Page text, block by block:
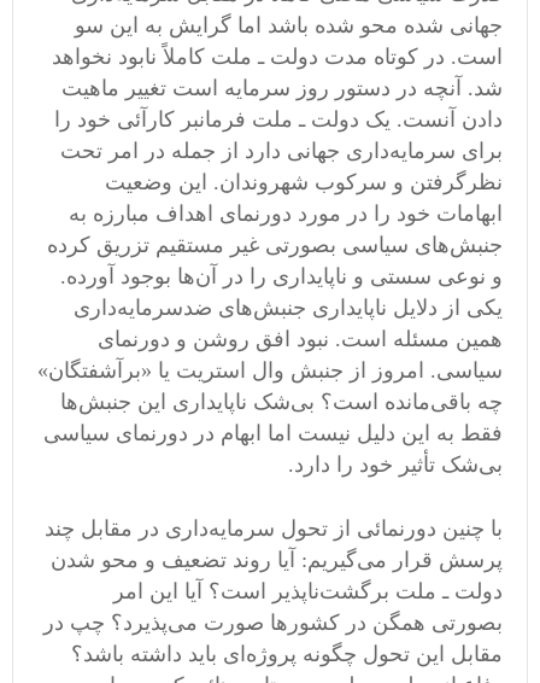
جهانی شده محو شده باشد اما گرایش به این سو
است. در کوتاه مدت دولت ـ ملت کاملاً نابود نخواهد
شد. آنچه در دستور روز سرمایه است تغییر ماهیت
دادن آنست. یک دولت ـ ملت فرمانبر کارآئی خود را
برای سرمایه‌داری جهانی دارد از جمله در امر تحت
نظرگرفتن و سرکوب شهروندان. این وضعیت
ابهامات خود را در مورد دورنمای اهداف مبارزه به
جنبش‌های سیاسی بصورتی غیر مستقیم تزریق کرده
و نوعی سستی و ناپایداری را در آن‌ها بوجود آورده.
یکی از دلایل ناپایداری جنبش‌های ضدسرمایه‌داری
همین مسئله است. نبود افق روشن و دورنمای
سیاسی. امروز از جنبش وال استریت یا «برآشفتگان»
چه باقی‌مانده است؟ بی‌شک ناپایداری این جنبش‌ها
فقط به این دلیل نیست اما ابهام در دورنمای سیاسی
بی‌شک تأثیر خود را دارد.
با چنین دورنمائی از تحول سرمایه‌داری در مقابل چند
پرسش قرار می‌گیریم: آیا روند تضعیف و محو شدن
دولت ـ ملت برگشت‌ناپذیر است؟ آیا این امر
بصورتی همگن در کشورها صورت می‌پذیرد؟ چپ در
مقابل این تحول چگونه پروژه‌ای باید داشته باشد؟